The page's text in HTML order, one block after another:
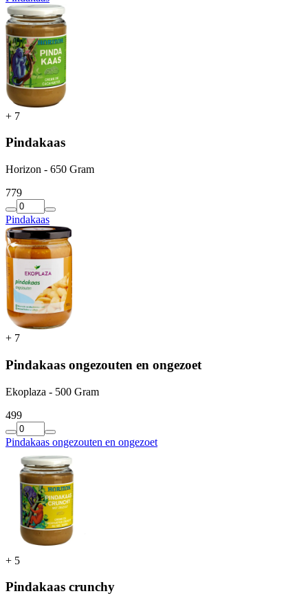
+ 7
Pindakaas
Horizon - 650 Gram
779
Pindakaas
+ 7
Pindakaas ongezouten en ongezoet
Ekoplaza - 500 Gram
499
Pindakaas ongezouten en ongezoet
+ 5
Pindakaas crunchy